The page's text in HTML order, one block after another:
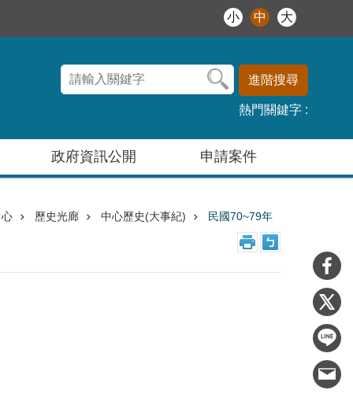
小 中 大
進階搜尋
熱門關鍵字
政府資訊公開 申請案件
歷史光廊 中心歷史(大事紀) 民國70~79年